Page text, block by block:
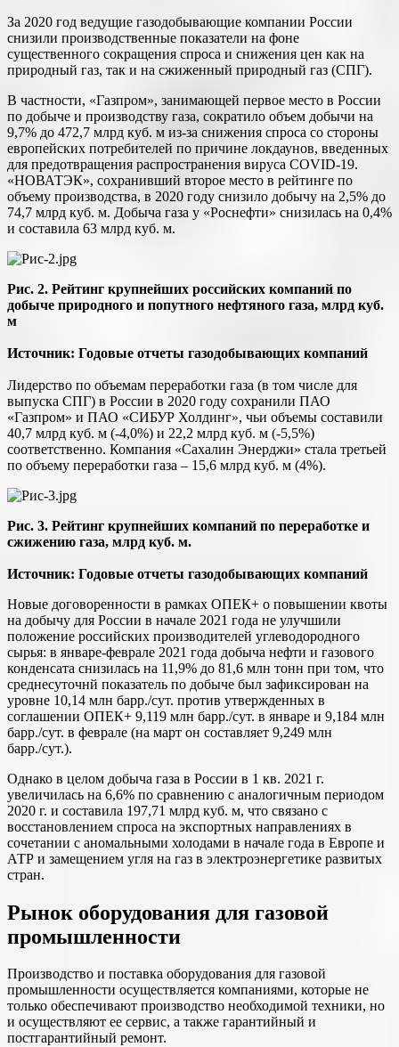
За 2020 год ведущие газодобывающие компании России
снизили производственные показатели на фоне
существенного сокращения спроса и снижения цен как на
природный газ, так и на сжиженный природный газ (СПГ).
В частности, «Газпром», занимающей первое место в России
по добыче и производству газа, сократило объем добычи на
9,7% до 472,7 млрд куб. м из-за снижения спроса со стороны
европейских потребителей по причине локдаунов, введенных
для предотвращения распространения вируса COVID-19.
«НОВАТЭК», сохранивший второе место в рейтинге по
объему производства, в 2020 году снизило добычу на 2,5% до
74,7 млрд куб. м. Добыча газа у «Роснефти» снизилась на 0,4%
и составила 63 млрд куб. м.
Рис. 2. Рейтинг крупнейших российских компаний по
добыче природного и попутного нефтяного газа, млрд куб.
м
Источник: Годовые отчеты газодобывающих компаний
Лидерство по объемам переработки газа (в том числе для
выпуска СПГ) в России в 2020 году сохранили ПАО
«Газпром» и ПАО «СИБУР Холдинг», чьи объемы составили
40,7 млрд куб. м (-4,0%) и 22,2 млрд куб. м (-5,5%)
соответственно. Компания «Сахалин Энерджи» стала третьей
по объему переработки газа – 15,6 млрд куб. м (4%).
Рис. 3. Рейтинг крупнейших компаний по переработке и
сжижению газа, млрд куб. м.
Источник: Годовые отчеты газодобывающих компаний
Новые договоренности в рамках ОПЕК+ о повышении квоты
на добычу для России в начале 2021 года не улучшили
положение российских производителей углеводородного
сырья: в январе-феврале 2021 года добыча нефти и газового
конденсата снизилась на 11,9% до 81,6 млн тонн при том, что
среднесуточнй показатель по добыче был зафиксирован на
уровне 10,14 млн барр./сут. против утвержденных в
соглашении ОПЕК+ 9,119 млн барр./сут. в январе и 9,184 млн
барр./cут. в феврале (на март он составляет 9,249 млн
барр./cут.).
Однако в целом добыча газа в России в 1 кв. 2021 г.
увеличилась на 6,6% по сравнению с аналогичным периодом
2020 г. и составила 197,71 млрд куб. м, что связано с
восстановлением спроса на экспортных направлениях в
сочетании с аномальными холодами в начале года в Европе и
АТР и замещением угля на газ в электроэнергетике развитых
стран.
Рынок оборудования для газовой
промышленности
Производство и поставка оборудования для газовой
промышленности осуществляется компаниями, которые не
только обеспечивают производство необходимой техники, но
и осуществляют ее сервис, а также гарантийный и
постгарантийный ремонт.